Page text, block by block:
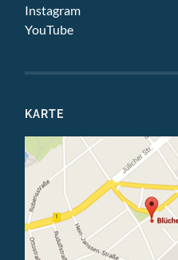
Instagram
YouTube
KARTE